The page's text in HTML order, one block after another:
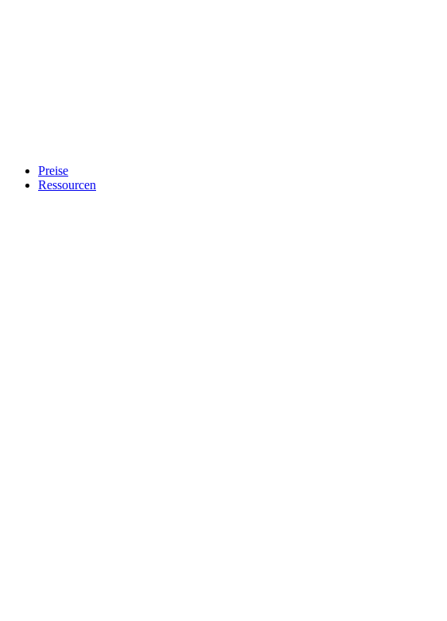
Preise
Ressourcen